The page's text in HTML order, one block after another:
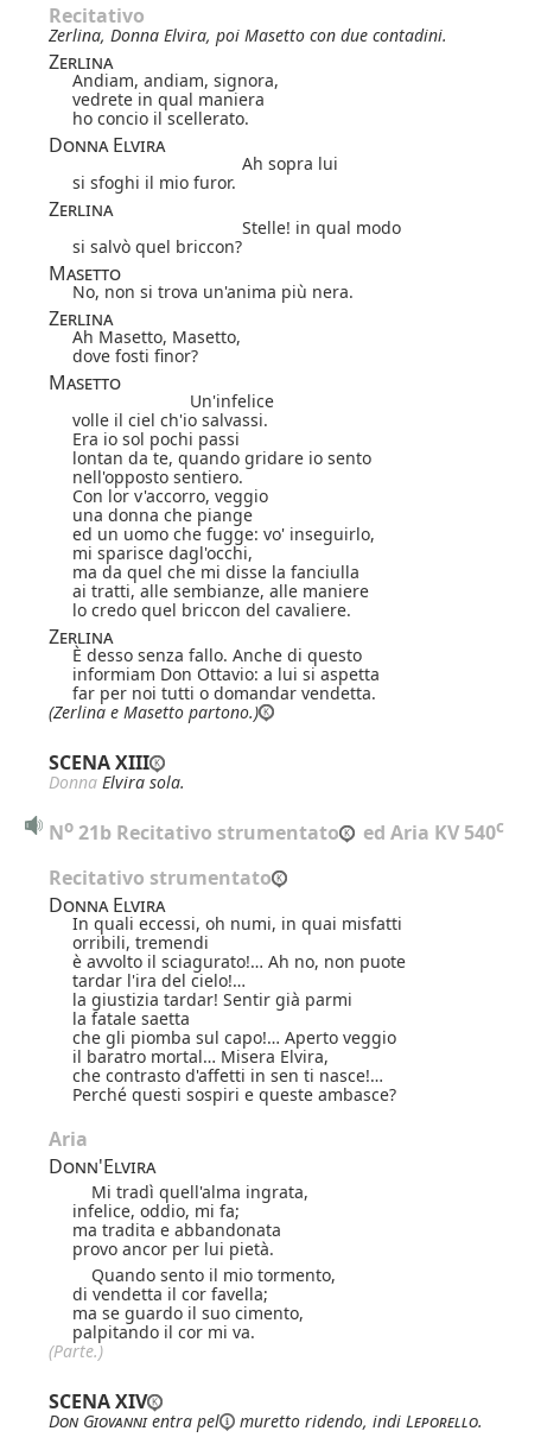
Recitativo
Zerlina, Donna Elvira, poi Masetto con due contadini.
Zerlina
Andiam, andiam, signora,
vedrete in qual maniera
ho concio il scellerato.
Donna Elvira
Ah sopra lui
si sfoghi il mio furor.
Zerlina
Stelle! in qual modo
si salvò quel briccon?
Masetto
No, non si trova un'anima più nera.
Zerlina
Ah Masetto, Masetto,
dove fosti finor?
Masetto
Un'infelice
volle il ciel ch'io salvassi.
Era io sol pochi passi
lontan da te, quando gridare io sento
nell'opposto sentiero.
Con lor v'accorro, veggio
una donna che piange
ed un uomo che fugge: vo' inseguirlo,
mi sparisce dagl'occhi,
ma da quel che mi disse la fanciulla
ai tratti, alle sembianze, alle maniere
lo credo quel briccon del cavaliere.
Zerlina
È desso senza fallo. Anche di questo
informiam Don Ottavio: a lui si aspetta
far per noi tutti o domandar vendetta.
(Zerlina e Masetto partono.)
SCENA XIII
Donna Elvira sola.
No 21b Recitativo strumentato ed Aria KV 540c
Recitativo strumentato
Donna Elvira
In quali eccessi, oh numi, in quai misfatti
orribili, tremendi
è avvolto il sciagurato!… Ah no, non puote
tardar l'ira del cielo!…
la giustizia tardar! Sentir già parmi
la fatale saetta
che gli piomba sul capo!… Aperto veggio
il baratro mortal… Misera Elvira,
che contrasto d'affetti in sen ti nasce!…
Perché questi sospiri e queste ambasce?
Aria
Donn'Elvira
Mi tradì quell'alma ingrata,
infelice, oddio, mi fa;
ma tradita e abbandonata
provo ancor per lui pietà.
Quando sento il mio tormento,
di vendetta il cor favella;
ma se guardo il suo cimento,
palpitando il cor mi va.
(Parte.)
SCENA XIV
Don Giovannientra pel muretto ridendo, indi Leporello.